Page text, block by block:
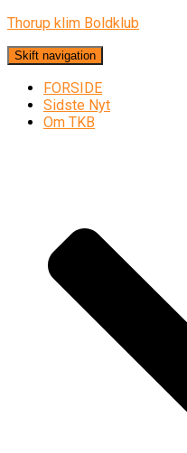
Thorup klim Boldklub
Skift navigation
FORSIDE
Sidste Nyt
Om TKB